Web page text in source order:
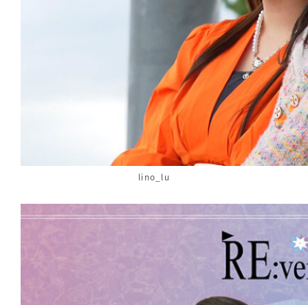
lino_lu